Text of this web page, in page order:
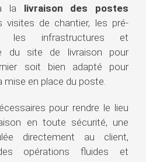
la livraison des postes
visites de chantier, les pré-
les infrastructures et
du site de livraison pour
soit bien adapté pour
mise en place du poste.
pour rendre le lieu
en toute sécurité, une
directement au client,
opérations fluides et